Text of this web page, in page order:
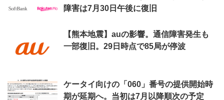
障害は7月30日午後に復旧
【熊本地震】auの影響。通信障害発生も
一部復旧。29日時点で85局が停波
ケータイ向けの「060」番号の提供開始時
期が延期へ。当初は7月以降順次の予定